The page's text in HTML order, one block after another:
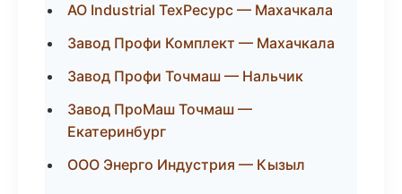
АО Industrial ТехРесурс — Махачкала
Завод Профи Комплект — Махачкала
Завод Профи Точмаш — Нальчик
Завод ПроМаш Точмаш —
Екатеринбург
ООО Энерго Индустрия — Кызыл